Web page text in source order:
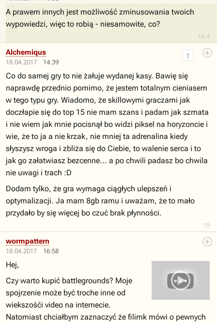
18.4
A prawem innych jest możliwość zminusowania twoich
wypowiedzi, więc to robią - niesamowite, co?
18.04.2017 14:39
19
1
Alchemiqus
Co do samej gry to nie żałuje wydanej kasy. Bawię się
naprawdę przednio pomimo, że jestem totalnym cieniasem
w tego typu gry. Wiadomo, że skillowymi graczami jak
doczłapie się do top 15 nie mam szans i padam jak szmata
i nie wiem jak mnie pocisnął bo widzi piksel na horyzoncie i
wie, że to ja a nie krzak, nie mniej ta adrenalina kiedy
słyszysz wroga i zbliża się do Ciebie, to walenie serca i to
jak go załatwiasz bezcenne... a po chwili padasz bo chwila
nie uwagi i trach :D
Dodam tylko, że gra wymaga ciągłych ulepszeń i
optymalizacji. Ja mam 8gb ramu i uważam, że to mało
przydało by się więcej bo czuć brak płynności.
18.04.2017 16:58
wormpattern
Hej,
Czy warto kupić battlegrounds? Moje
spojrzenie może być troche inne od
wiekszośći video na internecie.
Natomiast chciałbym zaznaczyć że filimk mówi o pewnych